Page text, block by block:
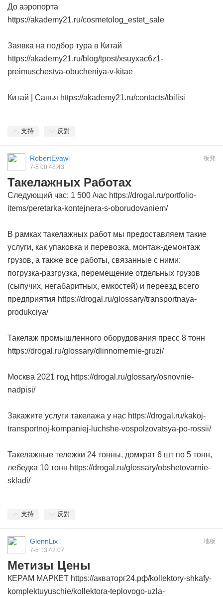
До аэропорта
https://akademy21.ru/cosmetolog_estet_sale
Заявка на подбор тура в Китай
https://akademy21.ru/blog/tpost/xsuyxac6z1-
preimuschestva-obucheniya-v-kitae
Китай | Санья https://akademy21.ru/contacts/tbilisi
支持 反對
板凳
RobertEvawl
7-5 00:48:43
Такелажных Работах
Следующий час: 1 500 /час https://drogal.ru/portfolio-
items/peretarka-kontejnera-s-oborudovaniem/
В рамках такелажных работ мы предоставляем такие
услуги, как упаковка и перевозка, монтаж-демонтаж
грузов, а также все работы, связанные с ними:
погрузка-разгрузка, перемещение отдельных грузов
(сыпучих, негабаритных, емкостей) и переезд всего
предприятия https://drogal.ru/glossary/transportnaya-
produkciya/
Такелаж промышленного оборудования пресс 8 тонн
https://drogal.ru/glossary/dlinnomernie-gruzi/
Москва 2021 год https://drogal.ru/glossary/osnovnie-
nadpisi/
Закажите услуги такелажа у нас https://drogal.ru/kakoj-
transportnoj-kompaniej-luchshe-vospolzovatsya-po-rossii/
Такелажные тележки 24 тонны, домкрат 6 шт по 5 тонн,
лебедка 10 тонн https://drogal.ru/glossary/obshetovarnie-
skladi/
支持 反對
地板
GlennLix
7-5 13:42:07
Метизы Цены
КЕРАМ МАРКЕТ https://акваторг24.рф/kollektory-shkafy-
komplektuyuschie/kollektora-teplovogo-uzla-